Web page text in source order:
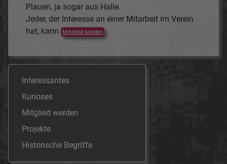
Interessantes
Kurioses
Mitglied werden
Projekte
Historische Begriffe
Plauen, ja sogar aus Halle.
Jeder, der Interesse an einer Mitarbeit im Verein
hat, kann
Mitglied werden .